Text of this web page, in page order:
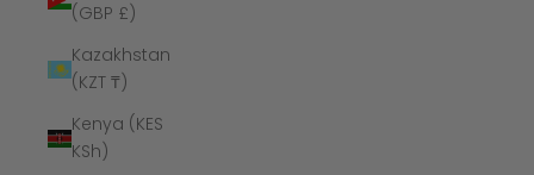
(GBP £)
Kazakhstan
(KZT ₸)
Kenya (KES
KSh)